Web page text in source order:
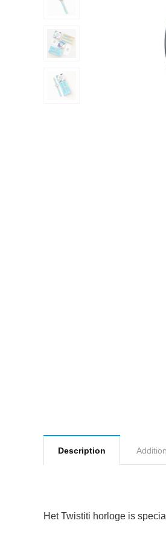
Description
Het Twistiti horloge is